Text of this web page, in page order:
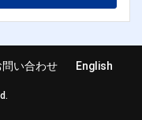
問い合わせ English